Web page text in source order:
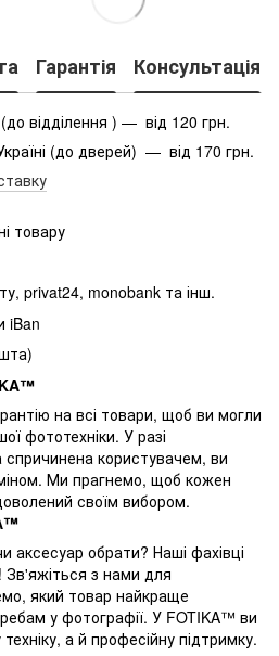
Гарантія Консультація
відділення ) — від 120 грн.
(до дверей) — від 170 грн.
товару
, privat24, monobank та інш.
iBan
на всі товари, щоб ви могли
фототехніки. У разі
спричинена користувачем, ви
Ми прагнемо, щоб кожен
своїм вибором.
аксесуар обрати? Наші фахівці
Зв'яжіться з нами для
який товар найкраще
у фотографії. У FOTIKA™ ви
а й професійну підтримку.